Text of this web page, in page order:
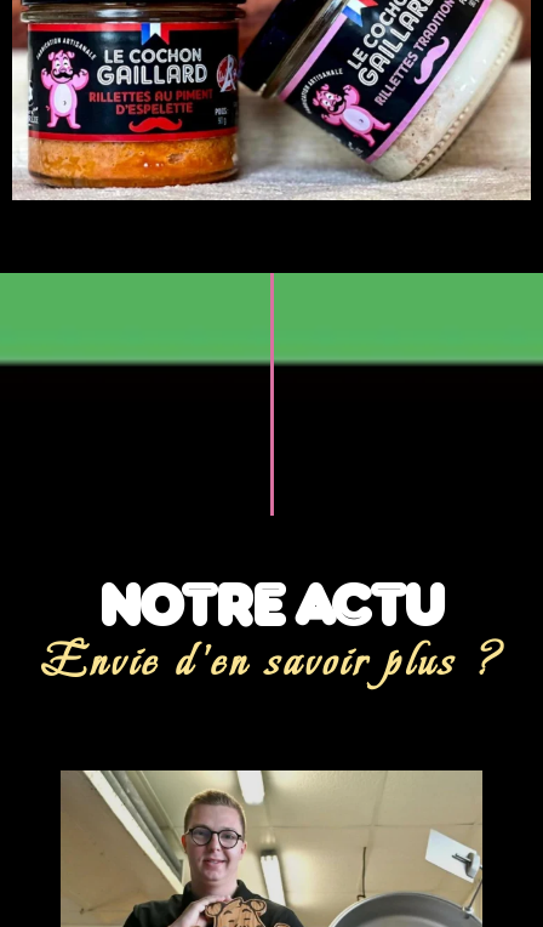
NOTRE ACTU
Envie d'en savoir plus ?